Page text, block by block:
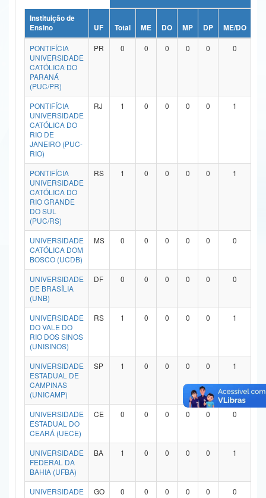
Ministério da Ciência, Tecnologia, Inovações e Comunicações
Ministério do Meio Ambiente
Ministério do Turismo
Ministério do Desenvolvimento Regional
Controladoria-Geral da União
Ministério da Mulher, da Família e dos Direitos Humanos
Secretaria-Geral
Secretaria de Governo
Gabinete de Segurança Institucional
Advocacia-Geral da União
Banco Central do Brasil
Instituição de
Ensino
UF Total ME DO MP DP ME/DO
PONTIFÍCIA
UNIVERSIDADE
CATÓLICA DO
PARANÁ
(PUC/PR)
PR 0 0 0 0 0 0
PONTIFÍCIA
UNIVERSIDADE
CATÓLICA DO
RIO DE
JANEIRO (PUC-
RIO)
RJ 1 0 0 0 0 1
PONTIFÍCIA
UNIVERSIDADE
CATÓLICA DO
RIO GRANDE
DO SUL
(PUC/RS)
RS 1 0 0 0 0 1
UNIVERSIDADE
CATÓLICA DOM
BOSCO (UCDB)
MS 0 0 0 0 0 0
UNIVERSIDADE
DE BRASÍLIA
(UNB)
DF 0 0 0 0 0 0
UNIVERSIDADE
DO VALE DO
RIO DOS SINOS
(UNISINOS)
RS 1 0 0 0 0 1
UNIVERSIDADE
ESTADUAL DE
CAMPINAS
(UNICAMP)
SP 1 0 0 0 0 1
UNIVERSIDADE
ESTADUAL DO
CEARÁ (UECE)
CE 0 0 0 0 0 0
UNIVERSIDADE
FEDERAL DA
BAHIA (UFBA)
BA 1 0 0 0 0 1
UNIVERSIDADE
GO 0 0 0 0 0 0